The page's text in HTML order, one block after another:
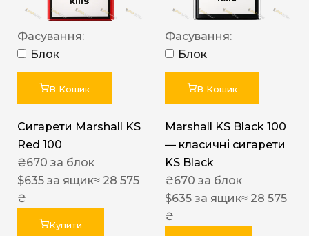
Фасування:
Блок
В Кошик
Сигарети Marshall KS
Red 100
₴670 за блок
$635 за ящик≈ 28 575
₴
Купити
Фасування:
Блок
В Кошик
Marshall KS Black 100
— класичні сигарети
KS Black
₴670 за блок
$635 за ящик≈ 28 575
₴